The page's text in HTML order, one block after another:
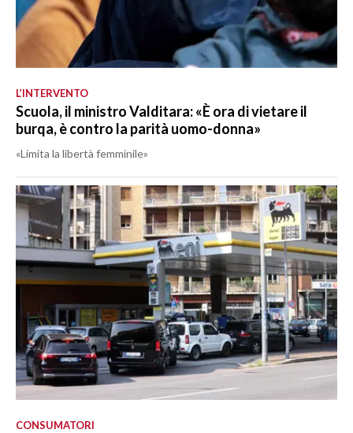
L’INTERVENTO
Scuola, il ministro Valditara: «È ora di vietare il
burqa, è contro la parità uomo-donna»
«Limita la libertà femminile»
CONSUMATORI